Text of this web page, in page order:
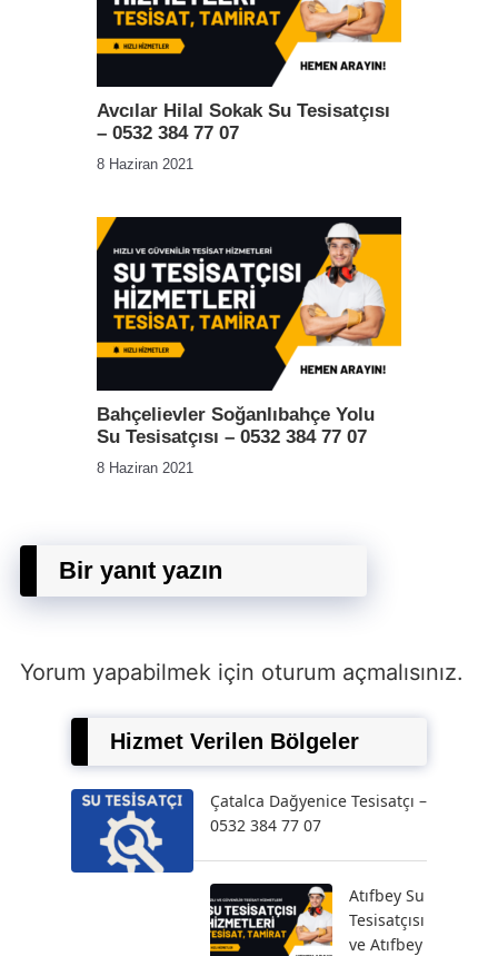
Avcılar Hilal Sokak Su Tesisatçısı
– 0532 384 77 07
8 Haziran 2021
Bahçelievler Soğanlıbahçe Yolu
Su Tesisatçısı – 0532 384 77 07
8 Haziran 2021
Bir yanıt yazın
Yorum yapabilmek için oturum açmalısınız.
Hizmet Verilen Bölgeler
Çatalca Dağyenice Tesisatçı –
0532 384 77 07
Atıfbey Su
Tesisatçısı
ve Atıfbey